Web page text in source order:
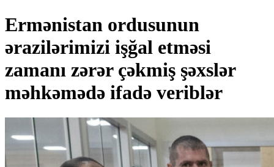
Ermənistan ordusunun
ərazilərimizi işğal etməsi
zamanı zərər çəkmiş şəxslər
məhkəmədə ifadə veriblər